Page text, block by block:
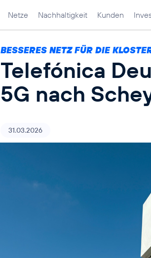
Netze Nachhaltigkeit Kunden
BESSERES NETZ FÜR DIE
Telefónica
5G nach
31.03.2026